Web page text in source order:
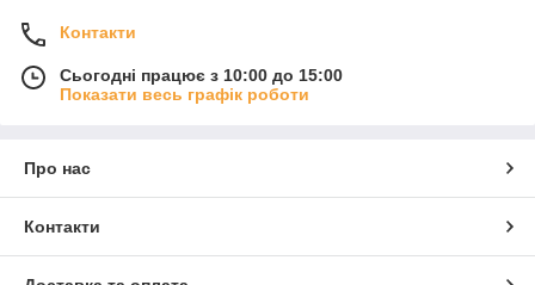
Контакти
Сьогодні працює з 10:00 до 15:00
Показати весь графік роботи
Про нас
Контакти